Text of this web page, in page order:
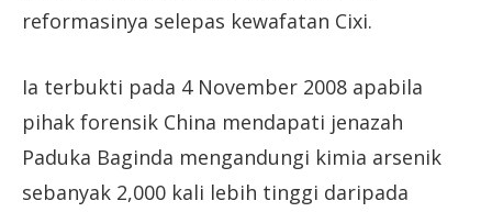
reformasinya selepas kewafatan Cixi.
Ia terbukti pada 4 November 2008 apabila
pihak forensik China mendapati jenazah
Paduka Baginda mengandungi kimia arsenik
sebanyak 2,000 kali lebih tinggi daripada